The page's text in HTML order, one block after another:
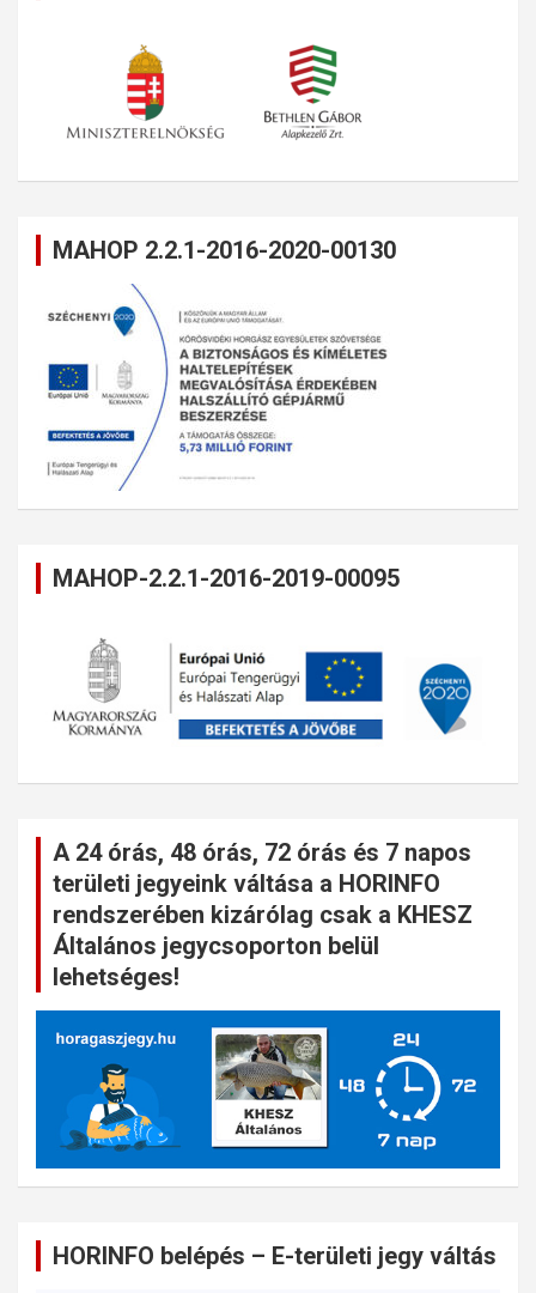
MAHOP 2.2.1-2016-2020-00130
MAHOP-2.2.1-2016-2019-00095
A 24 órás, 48 órás, 72 órás és 7 napos
területi jegyeink váltása a HORINFO
rendszerében kizárólag csak a KHESZ
Általános jegycsoporton belül
lehetséges!
HORINFO belépés – E-területi jegy váltás